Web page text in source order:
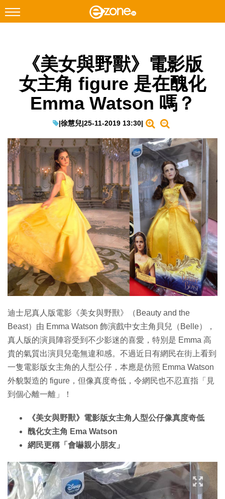
Facebook Instagram
科技焦點
網絡生活
教學評測
EduTech
IT Times
生成式AI與雲端應用
Enterprise Digital Transformation
特集
《美女與野獸》電影版
女主角 figure 是在醜化
Emma Watson 嗎？
|徐慧兒|25-11-2019 13:30|
迪士尼真人版電影《美女與野獸》（Beauty and the
Beast）由 Emma Watson 飾演戲中女主角貝兒（Belle），
真人版的演員陣容受到不少影迷的喜愛，特別是 Emma 高
貴的氣質出演貝兒毫無違和感。不過近日有網民在街上看到
一隻電影版女主角的人型公仔，本應是仿照 Emma Watson
外貌製造的 figure，但像真度奇低，令網民也不忍直指「見
到個心離一離」！
《美女與野獸》電影版女主角人型公仔像真度奇低
醜化女主角 Ema Watson
網民更稱「會嚇親小朋友」